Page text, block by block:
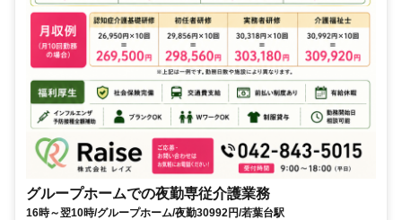
グループホームでの夜勤専従介護業務
16時～翌10時/グループホーム/夜勤30992円/若葉台駅